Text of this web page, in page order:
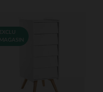
EXCLU
MAGASIN